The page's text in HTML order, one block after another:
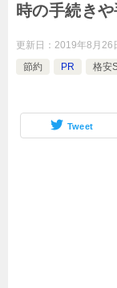
時の手続き
更新日： 2019年8月26
節約
PR 格安
Tweet